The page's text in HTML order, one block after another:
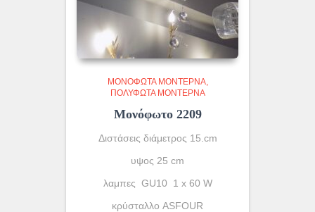
ΜΟΝΌΦΩΤΑ ΜΟΝΤΈΡΝΑ
ΠΟΛΎΦΩΤΑ ΜΟΝΤΈΡΝΑ
Μονόφωτο 2209
Διστάσεις διάμετρος 15.cm
υψος 25 cm
λαμπες GU10 1 x 60 W
κρύσταλλο ASFOUR